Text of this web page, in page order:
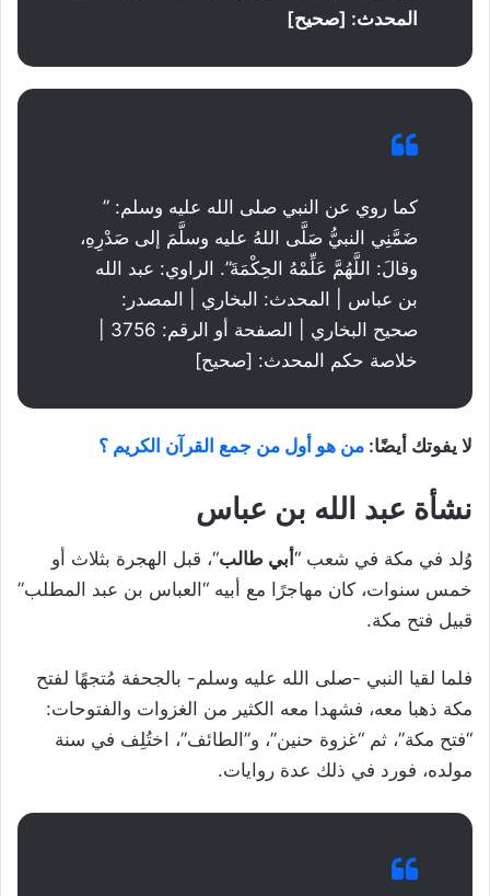
المحدث: [صحيح]
كما روي عن النبي صلى الله عليه وسلم: ”
ضَمَّنِي النبيُّ صَلَّى اللهُ عليه وسلَّمَ إلى صَدْرِهِ،
وقالَ: اللَّهُمَّ عَلِّمْهُ الحِكْمَةَ”. الراوي: عبد الله
بن عباس | المحدث: البخاري | المصدر:
خلاصة حكم المحدث: [صحيح]
لا يفوتك أيضًا: من هو أول من جمع القرآن الكريم ؟
نشأة عبد الله بن عباس
وُلد في مكة في شعب “ أبي طالب“، قبل الهجرة بثلاث أو
خمس سنوات، كان مهاجرًا مع أبيه “العباس بن عبد المطلب”
قبيل فتح مكة.
فلما لقيا النبي -صلى الله عليه وسلم- بالجحفة مُتجهًا لفتح
مكة ذهبا معه، فشهدا معه الكثير من الغزوات والفتوحات:
“فتح مكة”، ثم “غزوة حنين”، و”الطائف”، اختُلِف في سنة
مولده، فورد في ذلك عدة روايات.